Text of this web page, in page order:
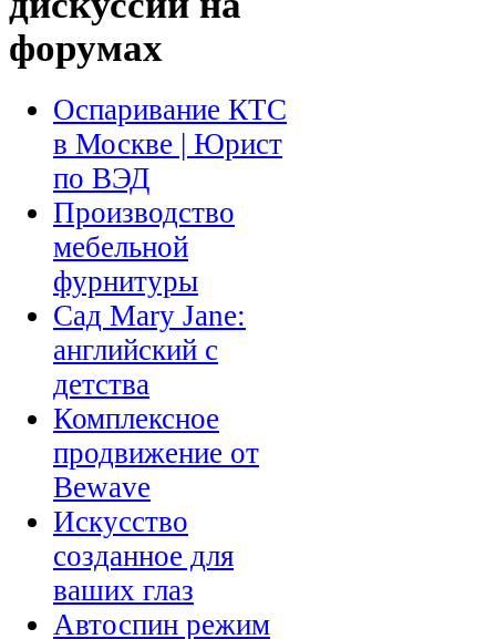
форумах
Оспаривание КТС
в Москве | Юрист
по ВЭД
Производство
мебельной
фурнитуры
Сад Mary Jane:
английский с
детства
Комплексное
продвижение от
Bewave
Искусство
созданное для
ваших глаз
Автоспин режим